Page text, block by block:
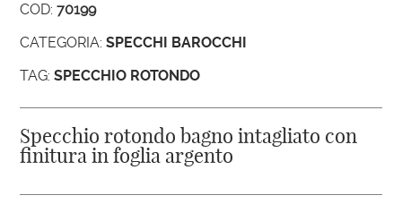
COD:70199
CATEGORIA:SPECCHI BAROCCHI
TAG:SPECCHIO ROTONDO
Specchio rotondo bagno intagliato con
finitura in foglia argento